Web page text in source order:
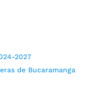
2027
de Bucaramanga
2022
y solicitar un